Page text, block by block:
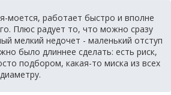
моется, работает быстро и вполне
Плюс радует то, что можно сразу
мелкий недочет - маленький отступ
было длиннее сделать: есть риск,
подбором, какая-то миска из всех